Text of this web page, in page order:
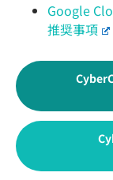
Google
推奨事項